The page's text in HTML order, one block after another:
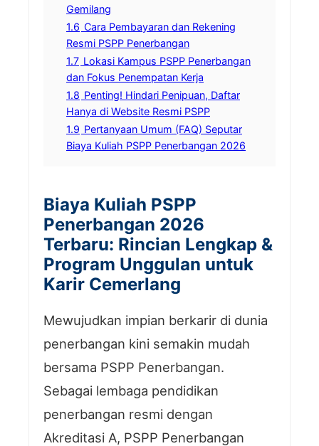
Gemilang
1.6 Cara Pembayaran dan Rekening
Resmi PSPP Penerbangan
1.7 Lokasi Kampus PSPP Penerbangan
dan Fokus Penempatan Kerja
1.8 Penting! Hindari Penipuan, Daftar
Hanya di Website Resmi PSPP
1.9 Pertanyaan Umum (FAQ) Seputar
Biaya Kuliah PSPP Penerbangan 2026
Biaya Kuliah PSPP
Penerbangan 2026
Terbaru: Rincian Lengkap &
Program Unggulan untuk
Karir Cemerlang
Mewujudkan impian berkarir di dunia
penerbangan kini semakin mudah
bersama PSPP Penerbangan.
Sebagai lembaga pendidikan
penerbangan resmi dengan
Akreditasi A, PSPP Penerbangan